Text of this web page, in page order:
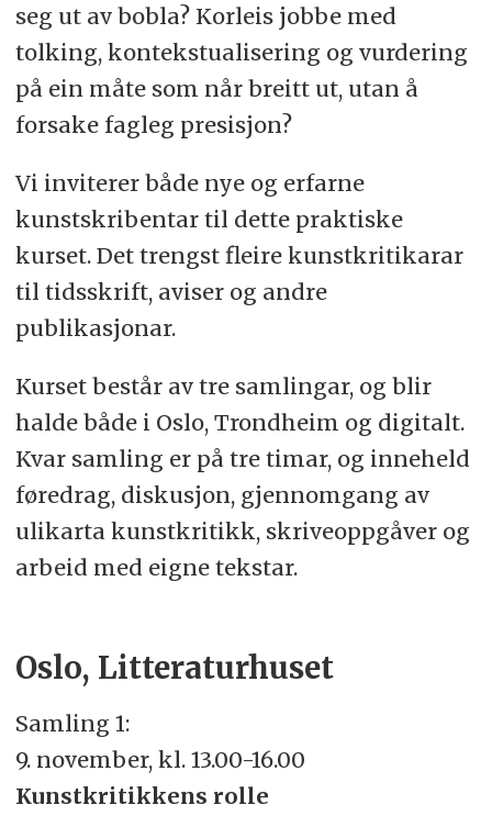
seg ut av bobla? Korleis jobbe med
tolking, kontekstualisering og vurdering
på ein måte som når breitt ut, utan å
forsake fagleg presisjon?
Vi inviterer både nye og erfarne
kunstskribentar til dette praktiske
kurset. Det trengst fleire kunstkritikarar
til tidsskrift, aviser og andre
publikasjonar.
Kurset består av tre samlingar, og blir
halde både i Oslo, Trondheim og digitalt.
Kvar samling er på tre timar, og inneheld
føredrag, diskusjon, gjennomgang av
ulikarta kunstkritikk, skriveoppgåver og
arbeid med eigne tekstar.
Oslo, Litteraturhuset
Samling 1:
9. november, kl. 13.00-16.00
Kunstkritikkens rolle